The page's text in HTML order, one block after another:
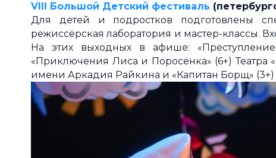
VIII Большой Детский фестиваль
Для детей и подростков подготовлены
режиссёрская лаборатория и мастер-классы.
На этих выходных в афише: «Преступление
«Приключения Лиса и Поросёнка» (6+) Театра
имени Аркадия Райкина и «Капитан Борщ» (3+)